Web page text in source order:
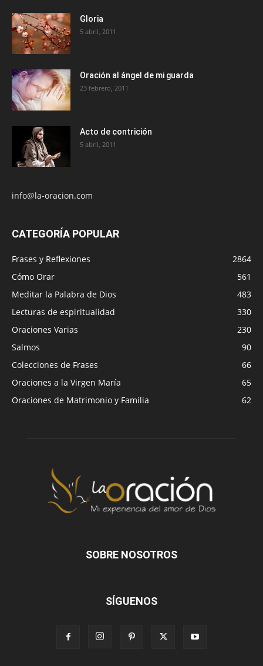
Gloria
5 abril, 2011
Oración al ángel de mi guarda
23 febrero, 2011
Acto de contrición
5 abril, 2011
info@la-oracion.com
CATEGORÍA POPULAR
Frases y Reflexiones
2864
Cómo Orar
561
Meditar la Palabra de Dios
483
Lecturas de espiritualidad
330
Oraciones Varias
230
Salmos
90
Colecciones de Frases
66
Oraciones a la Virgen María
65
Oraciones de Matrimonio y Familia
62
SOBRE NOSOTROS
SÍGUENOS